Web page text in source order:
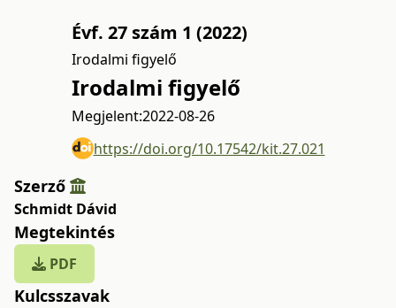
Évf. 27 szám 1 (2022)
Irodalmi figyelő
Irodalmi figyelő
Megjelent:2022-08-26
https://doi.org/10.17542/kit.27.021
Szerző
Schmidt Dávid
Megtekintés
PDF
Kulcsszavak